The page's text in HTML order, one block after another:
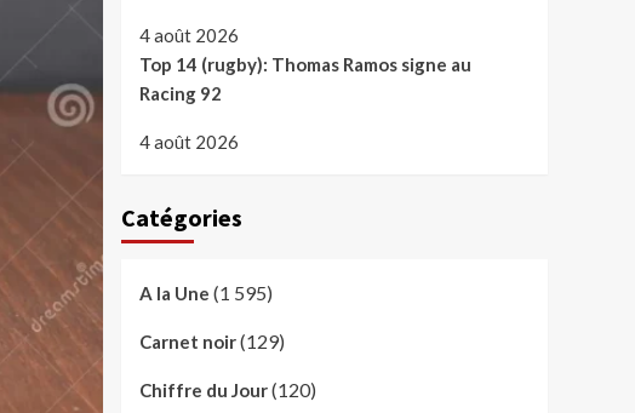
4 août 2026
Top 14 (rugby): Thomas Ramos signe au
Racing 92
4 août 2026
Catégories
A la Une (1 595)
Carnet noir(129)
Chiffre du Jour(120)